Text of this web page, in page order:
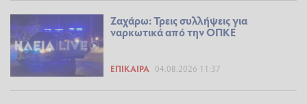
Ζαχάρω: Τρεις συλλήψεις για
ναρκωτικά από την ΟΠΚΕ
ΕΠΊΚΑΙΡΑ 04.08.2026 11:37